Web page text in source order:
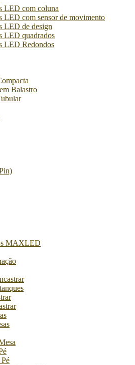
LED com coluna
LED com sensor de movimento
LED de design
LED quadrados
LED Redondos
Balastro
MAXLED